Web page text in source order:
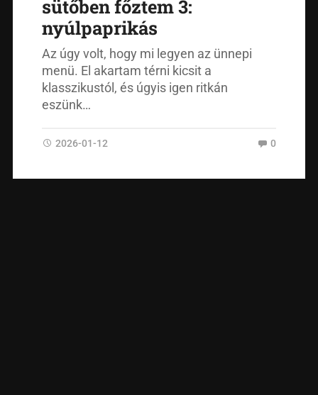
sütőben főztem 3:
nyúlpaprikás
Az úgy volt, hogy mi legyen az ünnepi
menü. El akartam térni kicsit a
klasszikustól, és úgyis igen ritkán
eszünk…
2026-01-12 0